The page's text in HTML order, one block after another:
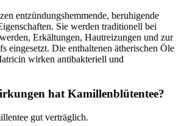
entzündungshemmende, beruhigende
Sie werden traditionell bei
Erkältungen, Hautreizungen und zur
eingesetzt. Die enthaltenen ätherischen Öle
wirken antibakteriell und
hat Kamillenblütentee?
gut verträglich.